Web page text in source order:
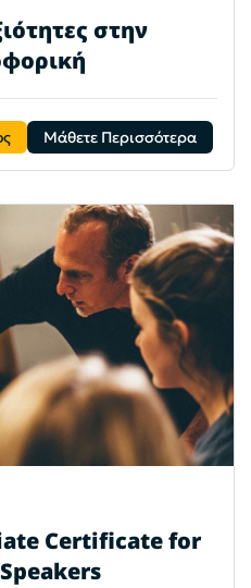
στην
Μάθετε Περισσότερα
Certificate for